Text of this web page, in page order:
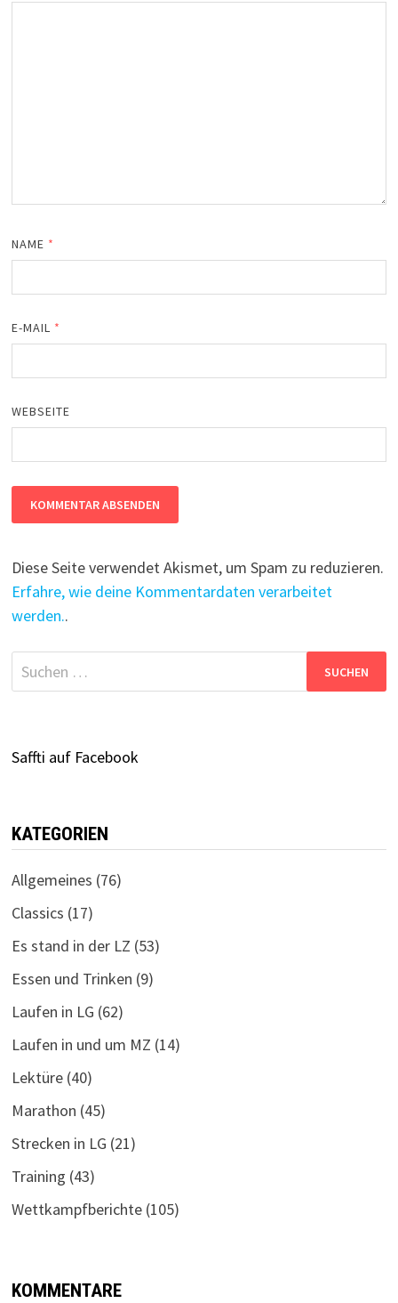
NAME *
E-MAIL *
WEBSEITE
Diese Seite verwendet Akismet, um Spam zu reduzieren.
Erfahre, wie deine Kommentardaten verarbeitet
werden..
Suchen
nach:
Saffti auf Facebook
KATEGORIEN
Allgemeines (76)
Classics (17)
Es stand in der LZ (53)
Essen und Trinken (9)
Laufen in LG (62)
Laufen in und um MZ (14)
Lektüre(40)
Marathon (45)
Strecken in LG (21)
Training (43)
Wettkampfberichte(105)
KOMMENTARE